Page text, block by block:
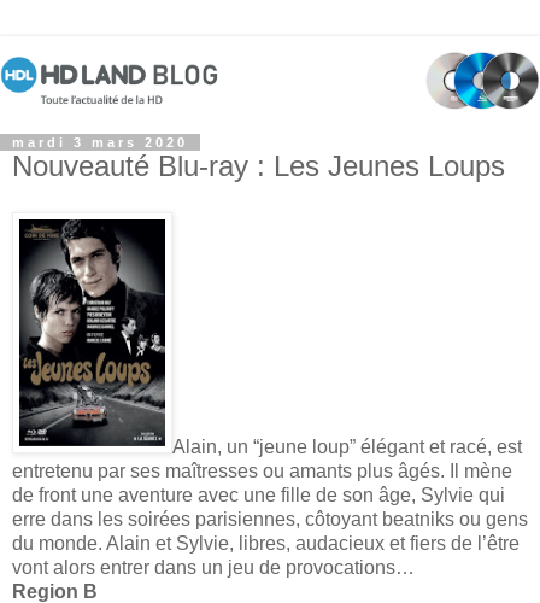
mardi 3 mars 2020
Nouveauté Blu-ray : Les Jeunes Loups
Alain, un “jeune loup” élégant et racé, est
entretenu par ses maîtresses ou amants plus âgés. Il mène
de front une aventure avec une fille de son âge, Sylvie qui
erre dans les soirées parisiennes, côtoyant beatniks ou gens
du monde. Alain et Sylvie, libres, audacieux et fiers de l’être
vont alors entrer dans un jeu de provocations…
Region B